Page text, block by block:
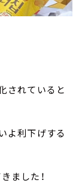
されていると
よ利下げする
ました！